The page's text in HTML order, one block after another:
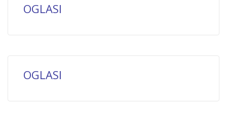
OGLASI
OGLASI